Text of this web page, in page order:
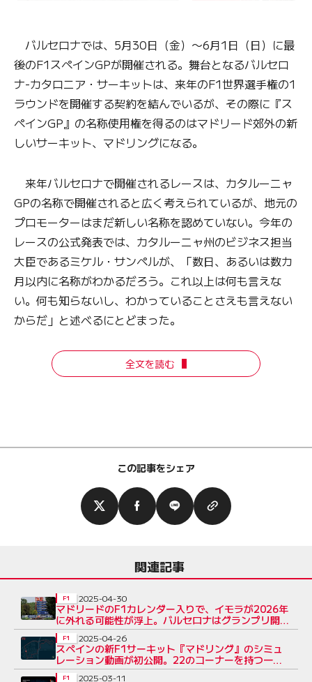
バルセロナでは、5月30日（金）〜6月1日（日）に最
後のF1スペインGPが開催される。舞台となるバルセロ
ナ-カタロニア・サーキットは、来年のF1世界選手権の1
ラウンドを開催する契約を結んでいるが、その際に『ス
ペインGP』の名称使用権を得るのはマドリード郊外の新
しいサーキット、マドリングになる。
来年バルセロナで開催されるレースは、カタルーニャ
GPの名称で開催されると広く考えられているが、地元の
プロモーターはまだ新しい名称を認めていない。今年の
レースの公式発表では、カタルーニャ州のビジネス担当
大臣であるミケル・サンペルが、「数日、あるいは数カ
月以内に名称がわかるだろう。これ以上は何も言えな
い。何も知らないし、わかっていることさえも言えない
からだ」と述べるにとどまった。
全文を読む
この記事をシェア
関連記事
マドリードのF1カレンダー入りで、イモラが2026年
に外れる可能性が浮上。バルセロナはグランプリ開催
継続を目指す
F1 2025-04-30
スペインの新F1サーキット『マドリング』のシミュ
レーション動画が初公開。22のコーナーを持つ一部
公道のコース
F1 2025-04-26
F1 2025-03-11